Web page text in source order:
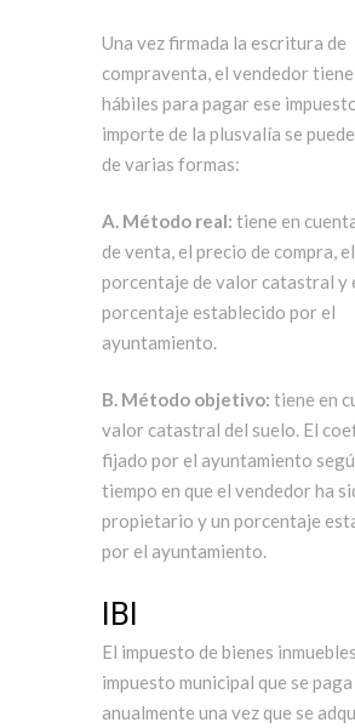
Una vez firmada la escritura de
compraventa, el vendedor
hábiles para pagar ese
importe de la plusvalía se
de varias formas:
A. Método real: tiene en
de venta, el precio de compra, el
porcentaje de valor catastral y
porcentaje establecido por el
ayuntamiento.
B. Método objetivo: tiene en
valor catastral del suelo. El
fijado por el ayuntamiento
tiempo en que el vendedor ha
propietario y un porcentaje
por el ayuntamiento.
IBI
El impuesto de bienes
impuesto municipal que se paga
anualmente una vez que se